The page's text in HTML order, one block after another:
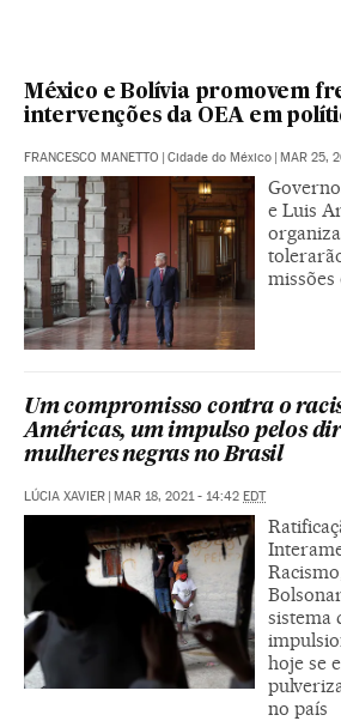
México e Bolívia promovem
intervenções da OEA em
FRANCESCO MANETTO | Cidade do México | MAR 25,
e Luis
missões
Um compromisso contra o
Américas, um impulso pelos
mulheres negras no Brasil
LÚCIA XAVIER | MAR 18, 2021 - 14:42 EDT
sistema
hoje se
no país